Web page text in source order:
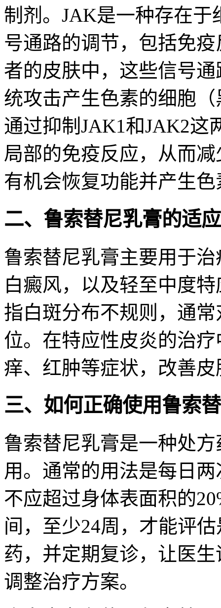
制剂。JAK是一种存在
号通路的调节，包括免
者的皮肤中，这些信号
统攻击产生色素的细胞
通过抑制JAK1和JAK2这
局部的免疫反应，从而
有机会恢复功能并产生色
二、鲁索替尼乳膏的适
鲁索替尼乳膏主要用于
白癜风，以及轻至中度
指白斑分布不规则，通
位。在特应性皮炎的治
痒、红肿等症状，改善
三、如何正确使用鲁索
鲁索替尼乳膏是一种处
用。通常的用法是每日
不应超过身体表面积的
间，至少24周，才能评
药，并定期复诊，让医
调整治疗方案。